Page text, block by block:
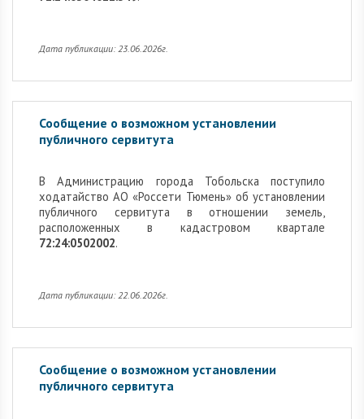
Дата публикации: 23.06.2026г.
Сообщение о возможном установлении
публичного сервитута
В Администрацию города Тобольска поступило
ходатайство АО «Россети Тюмень» об установлении
публичного сервитута в отношении земель,
расположенных в кадастровом квартале
72:24:0502002.
Дата публикации: 22.06.2026г.
Сообщение о возможном установлении
публичного сервитута